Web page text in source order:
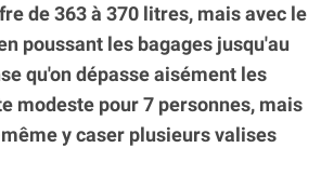
de 363 à 370 litres, mais avec le
poussant les bagages jusqu'au
qu'on dépasse aisément les
modeste pour 7 personnes, mais
y caser plusieurs valises